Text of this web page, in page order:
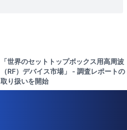
「世界のセットトップボックス用高周波
（RF）デバイス市場」 - 調査レポートの
取り扱いを開始